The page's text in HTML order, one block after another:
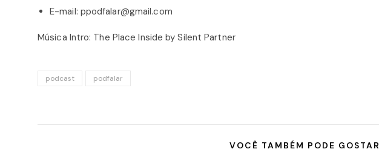
E-mail: ppodfalar@gmail.com
Música Intro: The Place Inside by Silent Partner
podcast podfalar
VOCÊ TAMBÉM PODE GOSTAR